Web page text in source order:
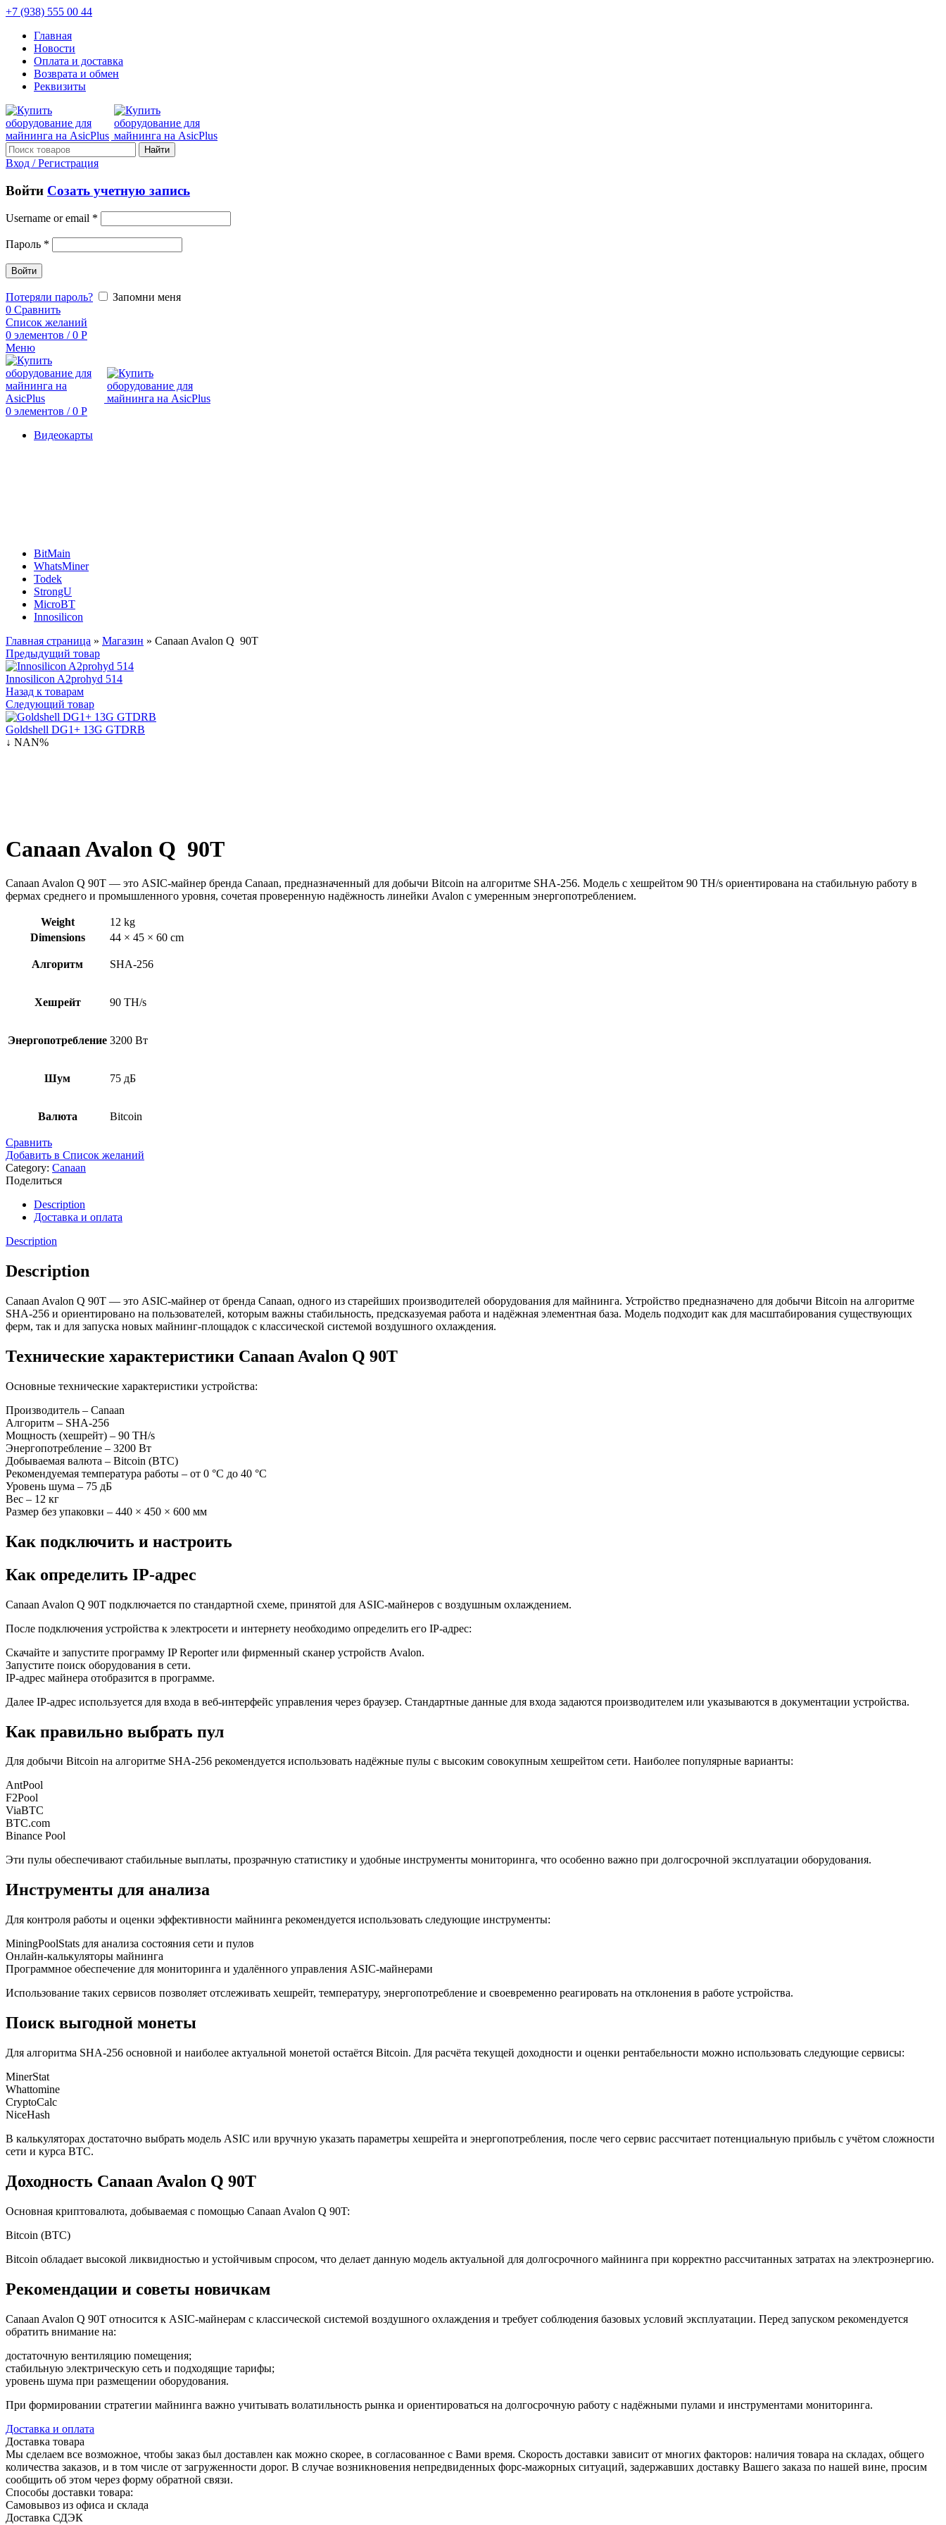
+7 (938) 555 00 44
Главная
Новости
Оплата и доставка
Возврата и обмен
Реквизиты
Найти
Вход / Регистрация
Войти Созать учетную запись
Username or email *
Пароль *
Войти
Потеряли пароль?
Запомни меня
0 Сравнить
Список желаний
0 элементов / 0 Р
Меню
0 элементов / 0 Р
Видеокарты
BitMain
WhatsMiner
Todek
StrongU
MicroBT
Innosilicon
Главная страница » Магазин » Canaan Avalon Q 90T
Предыдущий товар
Innosilicon A2prohyd 514
Назад к товарам
Следующий товар
Goldshell DG1+ 13G GTDRB
↓ NAN%
Canaan Avalon Q 90T
Canaan Avalon Q 90T — это ASIC-майнер бренда Canaan, предназначенный для добычи Bitcoin на алгоритме SHA-256. Модель с хешрейтом 90 TH/s ориентирована на стабильную работу в
фермах среднего и промышленного уровня, сочетая проверенную надёжность линейки Avalon с умеренным энергопотреблением.
Weight
12 kg
Dimensions
44 × 45 × 60 cm
Алгоритм SHA-256
Хешрейт 90 TH/s
Энергопотребление 3200 Вт
Шум 75 дБ
Валюта Bitcoin
Сравнить
Добавить в Список желаний
Category: Canaan
Поделиться
Description
Доставка и оплата
Description
Description
Canaan Avalon Q 90T — это ASIC-майнер от бренда Canaan, одного из старейших производителей оборудования для майнинга. Устройство предназначено для добычи Bitcoin на алгоритме
SHA-256 и ориентировано на пользователей, которым важны стабильность, предсказуемая работа и надёжная элементная база. Модель подходит как для масштабирования существующих
ферм, так и для запуска новых майнинг-площадок с классической системой воздушного охлаждения.
Технические характеристики Canaan Avalon Q 90T
Основные технические характеристики устройства:
Производитель – Canaan
Алгоритм – SHA-256
Мощность (хешрейт) – 90 TH/s
Энергопотребление – 3200 Вт
Добываемая валюта – Bitcoin (BTC)
Рекомендуемая температура работы – от 0 °C до 40 °C
Уровень шума – 75 дБ
Вес – 12 кг
Размер без упаковки – 440 × 450 × 600 мм
Как подключить и настроить
Как определить IP-адрес
Canaan Avalon Q 90T подключается по стандартной схеме, принятой для ASIC-майнеров с воздушным охлаждением.
После подключения устройства к электросети и интернету необходимо определить его IP-адрес:
Скачайте и запустите программу IP Reporter или фирменный сканер устройств Avalon.
Запустите поиск оборудования в сети.
IP-адрес майнера отобразится в программе.
Далее IP-адрес используется для входа в веб-интерфейс управления через браузер. Стандартные данные для входа задаются производителем или указываются в документации устройства.
Как правильно выбрать пул
Для добычи Bitcoin на алгоритме SHA-256 рекомендуется использовать надёжные пулы с высоким совокупным хешрейтом сети. Наиболее популярные варианты:
AntPool
F2Pool
ViaBTC
BTC.com
Binance Pool
Эти пулы обеспечивают стабильные выплаты, прозрачную статистику и удобные инструменты мониторинга, что особенно важно при долгосрочной эксплуатации оборудования.
Инструменты для анализа
Для контроля работы и оценки эффективности майнинга рекомендуется использовать следующие инструменты:
MiningPoolStats для анализа состояния сети и пулов
Онлайн-калькуляторы майнинга
Программное обеспечение для мониторинга и удалённого управления ASIC-майнерами
Использование таких сервисов позволяет отслеживать хешрейт, температуру, энергопотребление и своевременно реагировать на отклонения в работе устройства.
Поиск выгодной монеты
Для алгоритма SHA-256 основной и наиболее актуальной монетой остаётся Bitcoin. Для расчёта текущей доходности и оценки рентабельности можно использовать следующие сервисы:
MinerStat
Whattomine
CryptoCalc
NiceHash
В калькуляторах достаточно выбрать модель ASIC или вручную указать параметры хешрейта и энергопотребления, после чего сервис рассчитает потенциальную прибыль с учётом сложности
сети и курса BTC.
Доходность Canaan Avalon Q 90T
Основная криптовалюта, добываемая с помощью Canaan Avalon Q 90T:
Bitcoin (BTC)
Bitcoin обладает высокой ликвидностью и устойчивым спросом, что делает данную модель актуальной для долгосрочного майнинга при корректно рассчитанных затратах на электроэнергию.
Рекомендации и советы новичкам
Canaan Avalon Q 90T относится к ASIC-майнерам с классической системой воздушного охлаждения и требует соблюдения базовых условий эксплуатации. Перед запуском рекомендуется
обратить внимание на:
достаточную вентиляцию помещения;
стабильную электрическую сеть и подходящие тарифы;
уровень шума при размещении оборудования.
При формировании стратегии майнинга важно учитывать волатильность рынка и ориентироваться на долгосрочную работу с надёжными пулами и инструментами мониторинга.
Доставка и оплата
Доставка товара
Мы сделаем все возможное, чтобы заказ был доставлен как можно скорее, в согласованное с Вами время. Скорость доставки зависит от многих факторов: наличия товара на складах, общего
количества заказов, и в том числе от загруженности дорог. В случае возникновения непредвиденных форс-мажорных ситуаций, задержавших доставку Вашего заказа по нашей вине, просим
сообщить об этом через форму обратной связи.
Способы доставки товара:
Самовывоз из офиса и склада
Доставка СДЭК